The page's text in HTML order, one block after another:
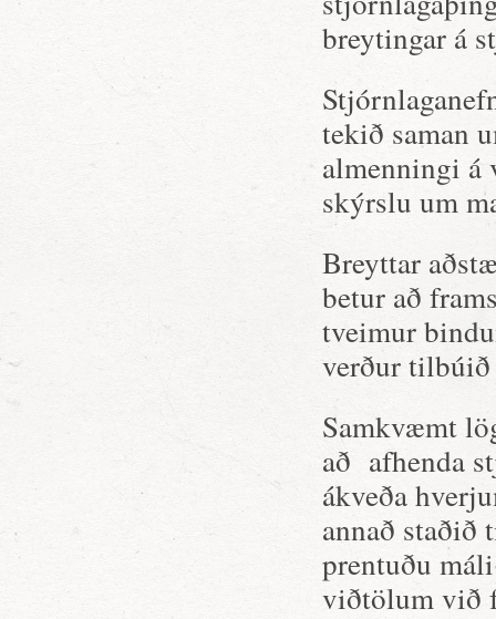
breytingar á
tekið saman
almenningi
skýrslu um
Breyttar
betur að
tveimur
verður
Samkvæmt
að afhenda
ákveða
annað
prentuðu
viðtölum við